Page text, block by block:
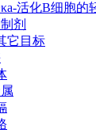
活化B细胞的
剂
它目标